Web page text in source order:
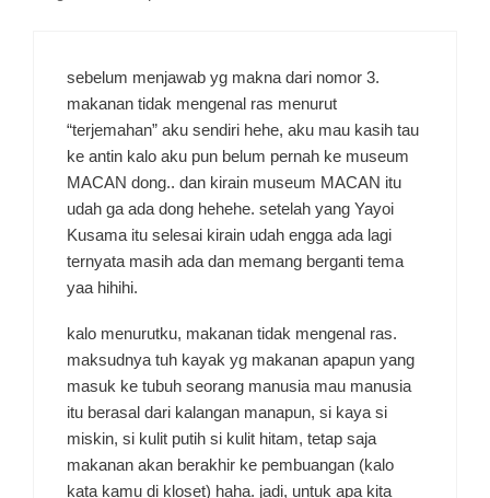
sebelum menjawab yg makna dari nomor 3.
makanan tidak mengenal ras menurut
“terjemahan” aku sendiri hehe, aku mau kasih tau
ke antin kalo aku pun belum pernah ke museum
MACAN dong.. dan kirain museum MACAN itu
udah ga ada dong hehehe. setelah yang Yayoi
Kusama itu selesai kirain udah engga ada lagi
ternyata masih ada dan memang berganti tema
yaa hihihi.
kalo menurutku, makanan tidak mengenal ras.
maksudnya tuh kayak yg makanan apapun yang
masuk ke tubuh seorang manusia mau manusia
itu berasal dari kalangan manapun, si kaya si
miskin, si kulit putih si kulit hitam, tetap saja
makanan akan berakhir ke pembuangan (kalo
kata kamu di kloset) haha. jadi, untuk apa kita